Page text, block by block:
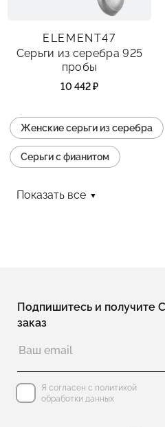
ELEMENT47
Серьги из серебра 925
пробы
10 442 ₽
Женские серьги из серебра
Серьги с фианитом
Серьги с итальянским замком
Серебряные серьги без
Серьги (замок петля)
Показать все
Подпишитесь и получите
заказ
Я согласен с политикой
обработки данных